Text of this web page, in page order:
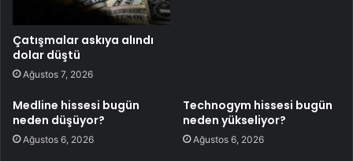
Çatışmalar askıya alındı
dolar düştü
Ağustos 7, 2026
Medline hissesi bugün
neden düşüyor?
Ağustos 6, 2026
Technogym hissesi bugün
neden yükseliyor?
Ağustos 6, 2026